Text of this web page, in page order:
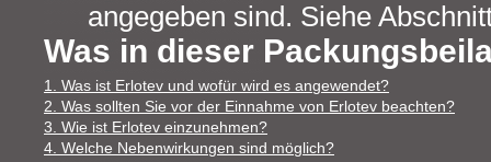
angegeben sind. Siehe
Was in dieser
1. Was ist Erlotev und wofür wird es angewendet?
2. Was sollten Sie vor der Einnahme von Erlotev beachten?
3. Wie ist Erlotev einzunehmen?
4. Welche Nebenwirkungen sind möglich?